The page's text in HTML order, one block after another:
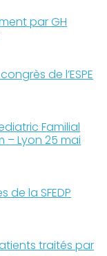
par GH
de l’ESPE
Familial
– Lyon 25 mai
la SFEDP
traités par